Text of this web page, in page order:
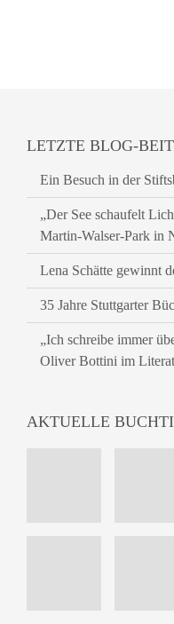
LETZTE BLOG-
Ein Besuch in der
„Der See schaufelt
Martin-Walser-Park in
Lena Schätte gewinnt
35 Jahre Stuttgarter
„Ich schreibe immer
Oliver Bottini im
AKTUELLE